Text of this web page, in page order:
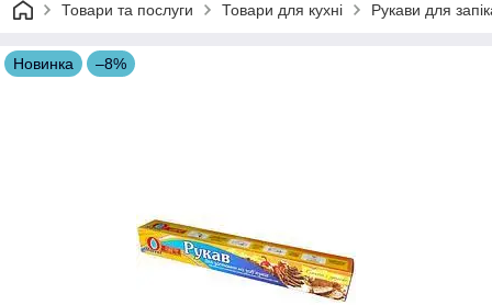
Товари та послуги Товари для кухні Рукави для
Новинка –8%